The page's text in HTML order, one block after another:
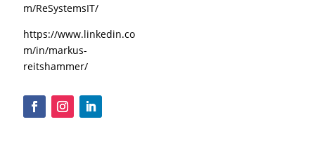
m/ReSystemsIT/
https://www.linkedin.co
m/in/markus-
reitshammer/